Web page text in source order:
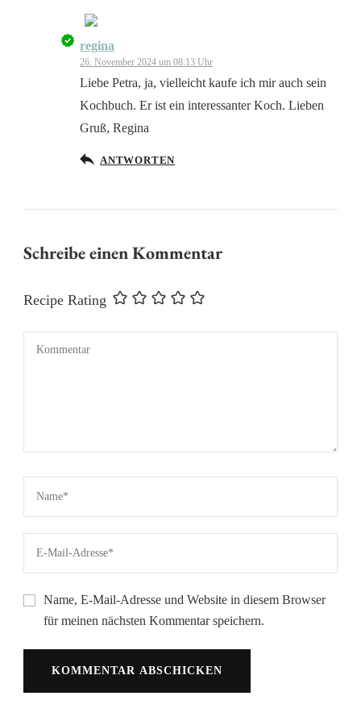
Das „Echte-Person“-Abzeichen!
Anti-Spam von CleanTalk
regina
26. November 2024 um 08:13 Uhr
Liebe Petra, ja, vielleicht kaufe ich mir auch sein
Kochbuch. Er ist ein interessanter Koch. Lieben
Gruß, Regina
ANTWORTEN
Schreibe einen Kommentar
Recipe Rating
Name, E-Mail-Adresse und Website in diesem Browser
für meinen nächsten Kommentar speichern.